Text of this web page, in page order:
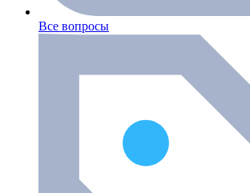
Все вопросы